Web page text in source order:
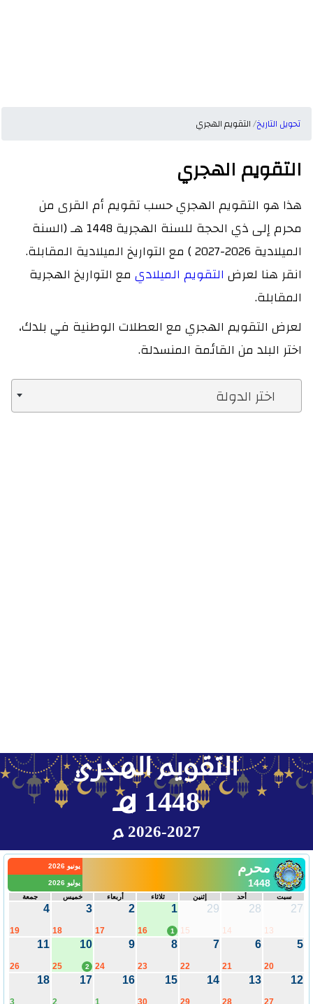
تحويل التاريخ التقويم الهجري
التقويم الهجري
هذا هو التقويم الهجري حسب تقويم أم القرى من
محرم إلى ذي الحجة للسنة الهجرية 1448 هـ (السنة
الميلادية 2026-2027 ) مع التواريخ الميلادية المقابلة.
انقر هنا لعرض التقويم الميلادي مع التواريخ الهجرية
المقابلة.
لعرض التقويم الهجري مع العطلات الوطنية في بلدك،
اختر البلد من القائمة المنسدلة.
اختر الدولة
التقويم الهجري
1448 هـ
2026-2027 م
محرم
1448
يونيو 2026
يوليو 2026
سبت
أحد إثنين ثلاثاء أربعاء خميس جمعة
27
13
28
14
29
15
1
16 1
2
17
3
18
4
19
5
20
6
21
7
22
8
23
9
24
10
25 2
11
26
12
27
13
28
14
29
15
30
16
1
17
2
18
3